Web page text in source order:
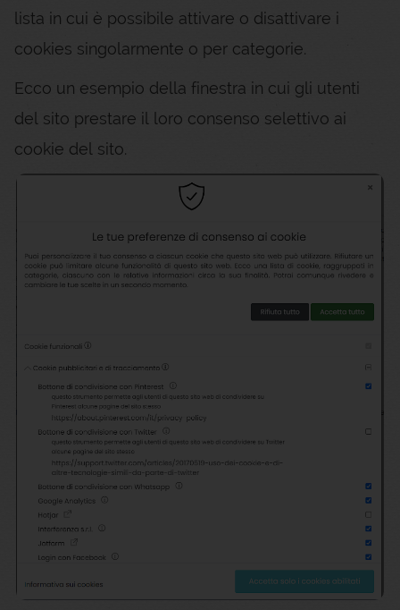
lista in cui è possibile attivare o disattivare i
cookies singolarmente o per categorie.
Ecco un esempio della finestra in cui gli utenti
del sito prestare il loro consenso selettivo ai
cookie del sito.